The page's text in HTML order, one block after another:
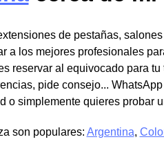
de pestañas,
a los mejores profesionales
reservar al equivocado para tu
pide consejo...
o simplemente quieres probar
son populares: Argentina,